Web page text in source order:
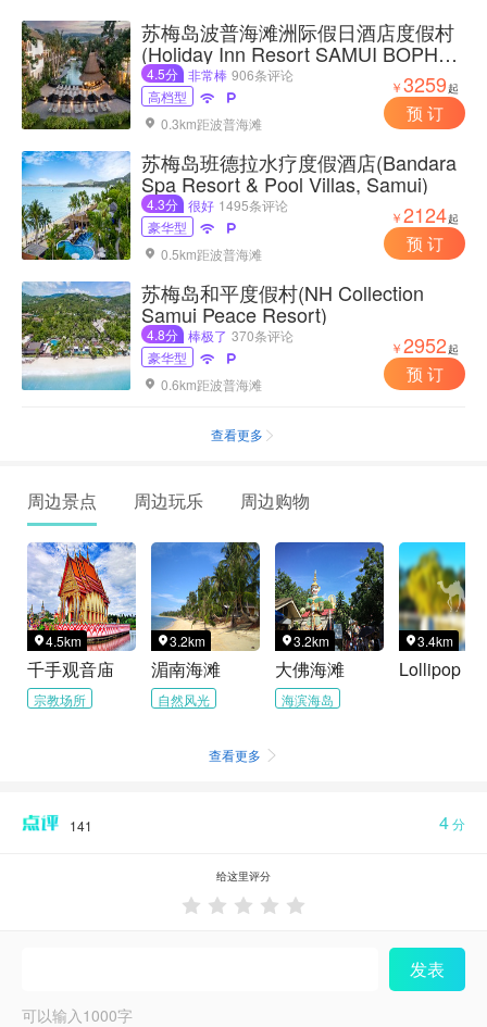
苏梅岛波普海滩洲际假日酒店度假村
(Holiday Inn Resort SAMUI BOPHUT
BEACH by IHG)
4.5分 非常棒 906条评论
高档型


 0.3km距波普海滩
￥3259起
预 订
苏梅岛班德拉水疗度假酒店(Bandara
Spa Resort & Pool Villas, Samui)
4.3分 很好 1495条评论
豪华型


 0.5km距波普海滩
￥2124起
预 订
苏梅岛和平度假村(NH Collection
Samui Peace Resort)
4.8分 棒极了 370条评论
豪华型


 0.6km距波普海滩
￥2952起
预 订
查看更多 
周边景点 周边玩乐 周边购物
4.5km
千手观音庙
宗教场所
3.2km
湄南海滩
自然风光
3.2km
大佛海滩
海滨海岛
3.4km
查看更多 
141 4分
给这里评分
    
发表
可以输入1000字